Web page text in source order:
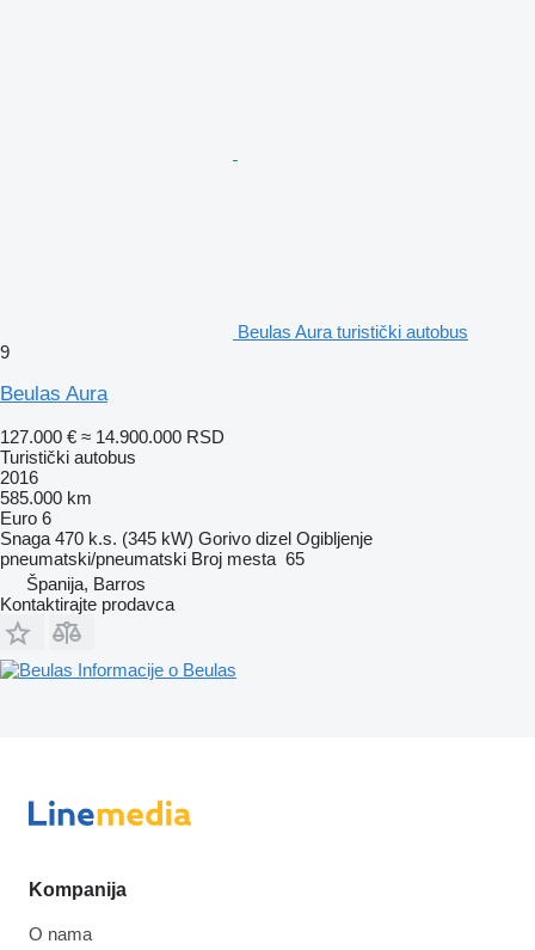
Beulas Aura turistički autobus
9
Beulas Aura
127.000 € ≈ 14.900.000 RSD
Turistički autobus
2016
585.000 km
Euro 6
Snaga 470 k.s. (345 kW) Gorivo dizel Ogibljenje
pneumatski/pneumatski Broj mesta 65
Španija, Barros
Kontaktirajte prodavca
Informacije o Beulas
Kompanija
O nama